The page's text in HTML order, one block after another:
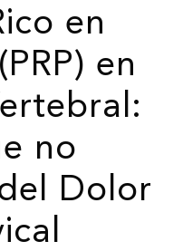
en
en
no
Dolor